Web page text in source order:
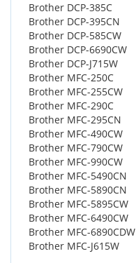
Brother DCP-385C
Brother DCP-395CN
Brother DCP-585CW
Brother DCP-6690CW
Brother DCP-J715W
Brother MFC-250C
Brother MFC-255CW
Brother MFC-290C
Brother MFC-295CN
Brother MFC-490CW
Brother MFC-790CW
Brother MFC-990CW
Brother MFC-5490CN
Brother MFC-5890CN
Brother MFC-5895CW
Brother MFC-6490CW
Brother MFC-6890CDW
Brother MFC-J615W